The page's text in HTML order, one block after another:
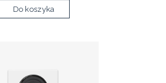
Do koszyka